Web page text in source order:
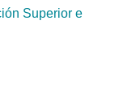
Superior e